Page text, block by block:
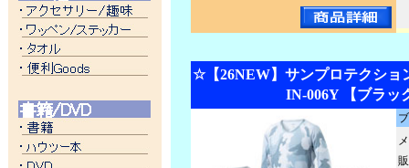
☆【26NEW】サンプロテクショ
IN-006Y 【ブラッ